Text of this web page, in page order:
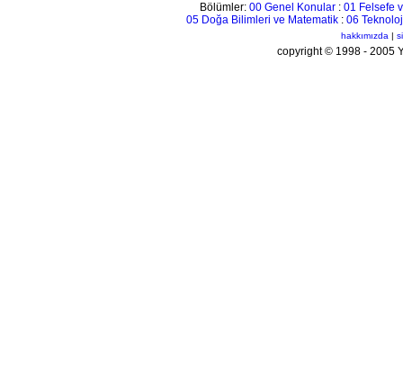
Bölümler: 00 Genel Konular: 01 Felsefe
05 Doğa Bilimleri ve Matematik : 06
hakkımızda |
copyright © 1998 - 2005